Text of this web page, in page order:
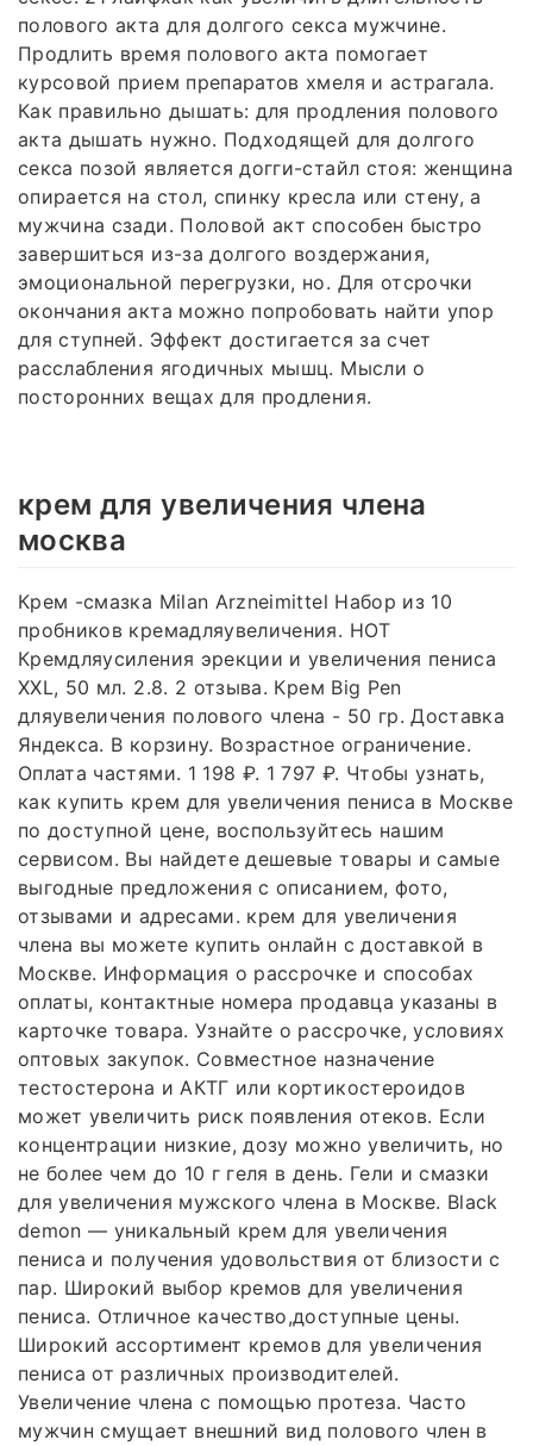
полового акта для долгого секса мужчине.
Продлить время полового акта помогает
курсовой прием препаратов хмеля и астрагала.
Как правильно дышать: для продления полового
акта дышать нужно. Подходящей для долгого
секса позой является догги-стайл стоя: женщина
опирается на стол, спинку кресла или стену, а
мужчина сзади. Половой акт способен быстро
завершиться из-за долгого воздержания,
эмоциональной перегрузки, но. Для отсрочки
окончания акта можно попробовать найти упор
для ступней. Эффект достигается за счет
расслабления ягодичных мышц. Мысли о
посторонних вещах для продления.
крем для увеличения члена
москва
Крем -смазка Milan Arzneimittel Набор из 10
пробников кремадляувеличения. HOT
Кремдляусиления эрекции и увеличения пениса
XXL, 50 мл. 2.8. 2 отзыва. Крем Big Pen
дляувеличения полового члена - 50 гр. Доставка
Яндекса. В корзину. Возрастное ограничение.
Оплата частями. 1 198 ₽. 1 797 ₽. Чтобы узнать,
как купить крем для увеличения пениса в Москве
по доступной цене, воспользуйтесь нашим
сервисом. Вы найдете дешевые товары и самые
выгодные предложения с описанием, фото,
отзывами и адресами. крем для увеличения
члена вы можете купить онлайн с доставкой в
Москве. Информация о рассрочке и способах
оплаты, контактные номера продавца указаны в
карточке товара. Узнайте о рассрочке, условиях
оптовых закупок. Совместное назначение
тестостерона и АКТГ или кортикостероидов
может увеличить риск появления отеков. Если
концентрации низкие, дозу можно увеличить, но
не более чем до 10 г геля в день. Гели и смазки
для увеличения мужского члена в Москве. Black
demon — уникальный крем для увеличения
пениса и получения удовольствия от близости с
пар. Широкий выбор кремов для увеличения
пениса. Отличное качество,доступные цены.
Широкий ассортимент кремов для увеличения
пениса от различных производителей.
Увеличение члена с помощью протеза. Часто
мужчин смущает внешний вид полового член в